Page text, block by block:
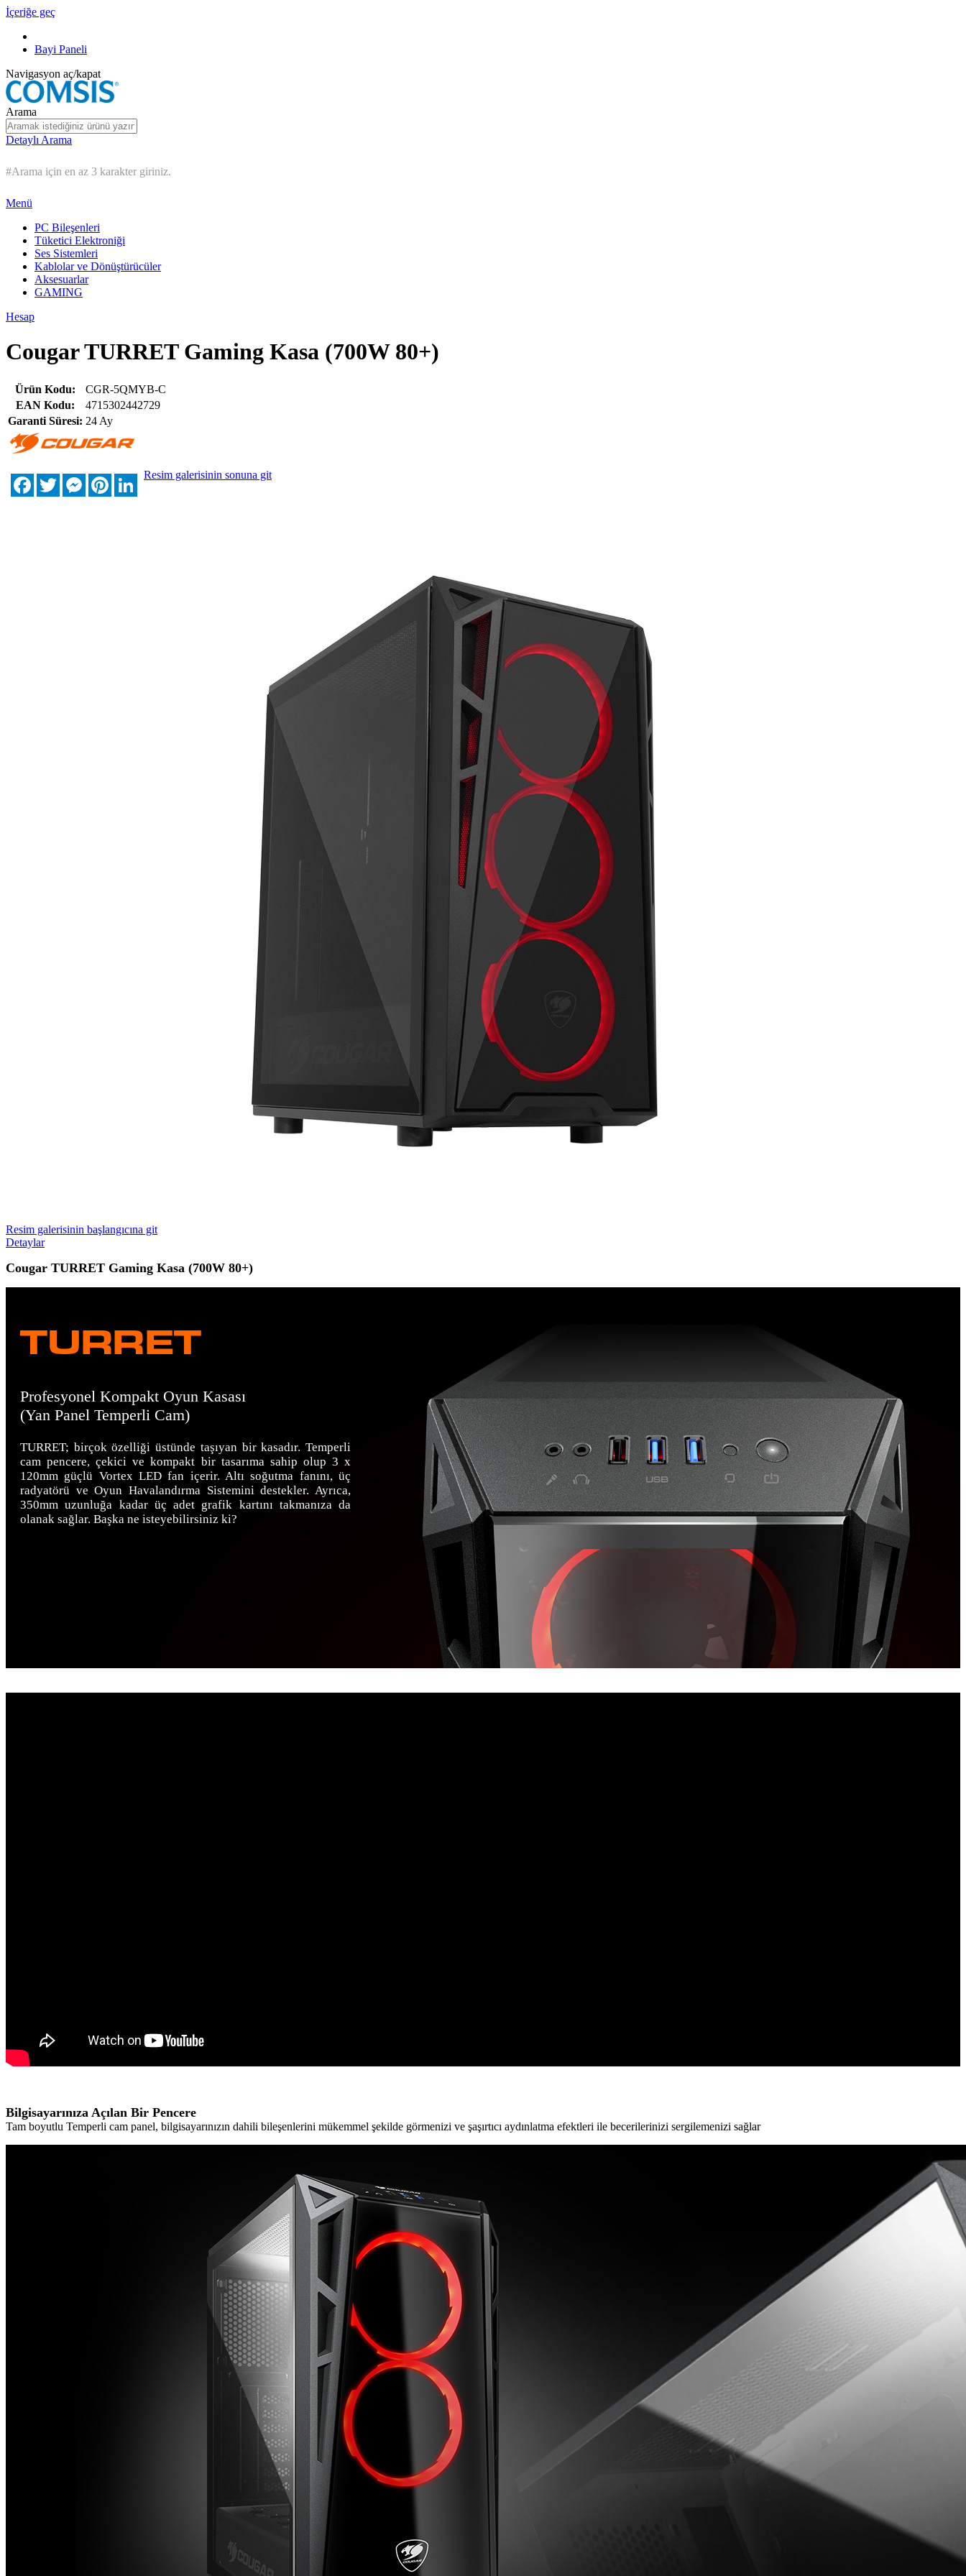
İçeriğe geç
Bayi Paneli
Navigasyon aç/kapat
Arama
Detaylı Arama
#Arama için en az 3 karakter giriniz.
Menü
PC Bileşenleri
Tüketici Elektroniği
Ses Sistemleri
Kablolar ve Dönüştürücüler
Aksesuarlar
GAMING
Hesap
Cougar TURRET Gaming Kasa (700W 80+)
Ürün Kodu:
CGR-5QMYB-C
EAN Kodu:
4715302442729
Garanti Süresi: 24 Ay
FacebookTwitterMessengerPinterestLinkedIn
Resim galerisinin sonuna git
Resim galerisinin başlangıcına git
Detaylar
Cougar TURRET Gaming Kasa (700W 80+)
Profesyonel Kompakt Oyun Kasası
(Yan Panel Temperli Cam)
TURRET; birçok özelliği üstünde taşıyan bir kasadır. Temperli
cam pencere, çekici ve kompakt bir tasarıma sahip olup 3 x
120mm güçlü Vortex LED fan içerir. Altı soğutma fanını, üç
radyatörü ve Oyun Havalandırma Sistemini destekler. Ayrıca,
350mm uzunluğa kadar üç adet grafik kartını takmanıza da
olanak sağlar. Başka ne isteyebilirsiniz ki?
Bilgisayarınıza Açılan Bir Pencere
Tam boyutlu Temperli cam panel, bilgisayarınızın dahili bileşenlerini mükemmel şekilde görmenizi ve şaşırtıcı aydınlatma efektleri ile becerilerinizi sergilemenizi sağlar